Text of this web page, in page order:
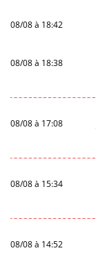
08/08 à 18:42
08/08 à 18:38
08/08 à 17:08
08/08 à 15:34
08/08 à 14:52